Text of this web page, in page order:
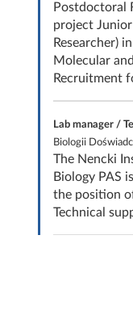
Postdoctoral
project
Researcher)
Molecular
Recruitment
Lab manager /
Biologii
The Nencki
Biology PAS
the position
Technical